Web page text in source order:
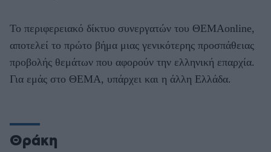
Το περιφερειακό δίκτυο συνεργατών του ΘΕΜΑonline,
αποτελεί το πρώτο βήμα μιας γενικότερης προσπάθειας
προβολής θεμάτων που αφορούν την ελληνική επαρχία.
Για εμάς στο ΘΕΜΑ, υπάρχει και η άλλη Ελλάδα.
Θράκη